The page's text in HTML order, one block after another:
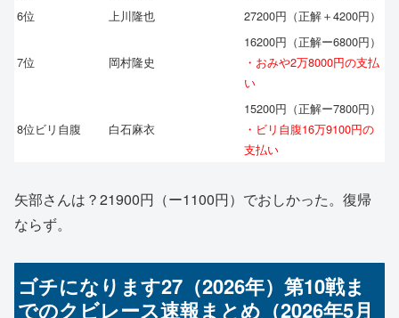
6位
上川隆也 27200円（正解＋4200円）
7位 岡村隆史
16200円（正解ー6800円）
・おみや2万8000円の支払
い
8位ビリ自腹 白石麻衣
15200円（正解ー7800円）
・ビリ自腹16万9100円の
支払い
矢部さんは？21900円（ー1100円）でおしかった。復帰
ならず。
ゴチになります27（2026年）第10戦ま
でのクビレース速報まとめ（2026年5月